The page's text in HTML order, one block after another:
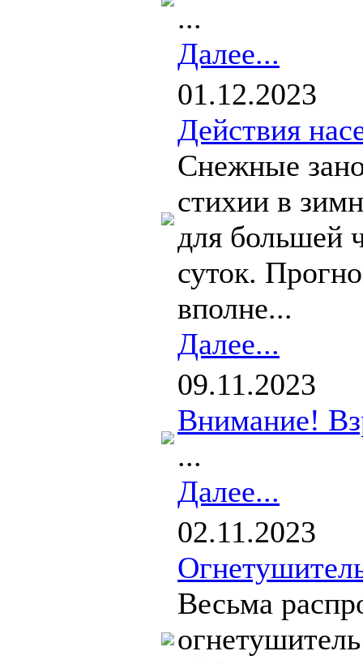
...
Далее...
01.12.2023
Действия
Снежные
стихии в
для большей
суток.
вполне...
Далее...
09.11.2023
Внимание!
...
Далее...
02.11.2023
Весьма